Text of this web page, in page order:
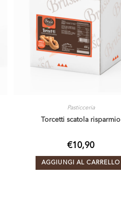
Pasticceria
Torcetti scatola risparmio
€10,90
AGGIUNGI AL CARRELLO